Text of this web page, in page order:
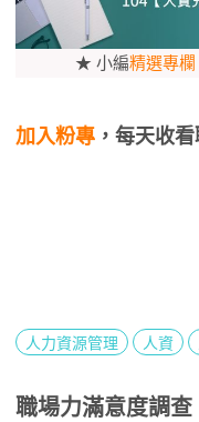
★ 小編精選專欄
加入粉專 ，每天收
人力資源管理 人資
職場力滿意度調查